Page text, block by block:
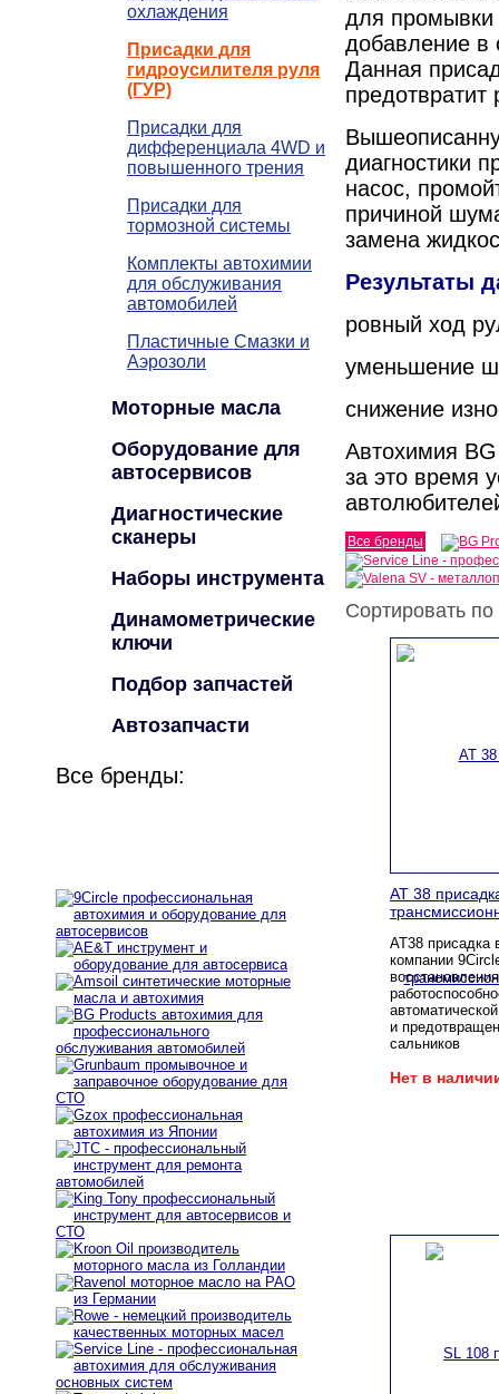
для
добавление в
Данная
диагностики
насос,
причиной
замена
Результаты
ровный ход
уменьшение
снижение
Автохимия
за это время
Все бренды
Сортировать по
AT 38
AT38 присадка
компании
и
сальников
Нет в
охлаждения
Присадки для
гидроусилителя руля
(ГУР)
Присадки для
дифференциала 4WD и
повышенного трения
Присадки для
тормозной системы
Комплекты автохимии
для обслуживания
автомобилей
Пластичные Смазки и
Аэрозоли
Моторные масла
Оборудование для
автосервисов
Диагностические
сканеры
Наборы инструмента
Динамометрические
ключи
Подбор запчастей
Автозапчасти
Все бренды: